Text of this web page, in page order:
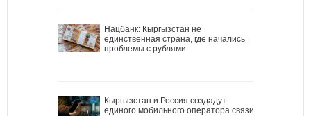
Нацбанк: Кыргызстан не
единственная страна, где начались
проблемы с рублями
Кыргызстан и Россия создадут
единого мобильного оператора связи